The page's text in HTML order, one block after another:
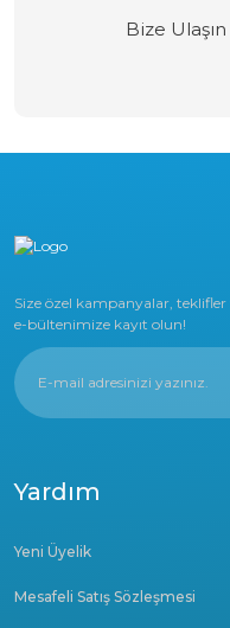
Bize
Size özel kampanyalar,
e-bültenimize kayıt olun!
Yardım
Yeni Üyelik
Mesafeli Satış Sözleşmesi